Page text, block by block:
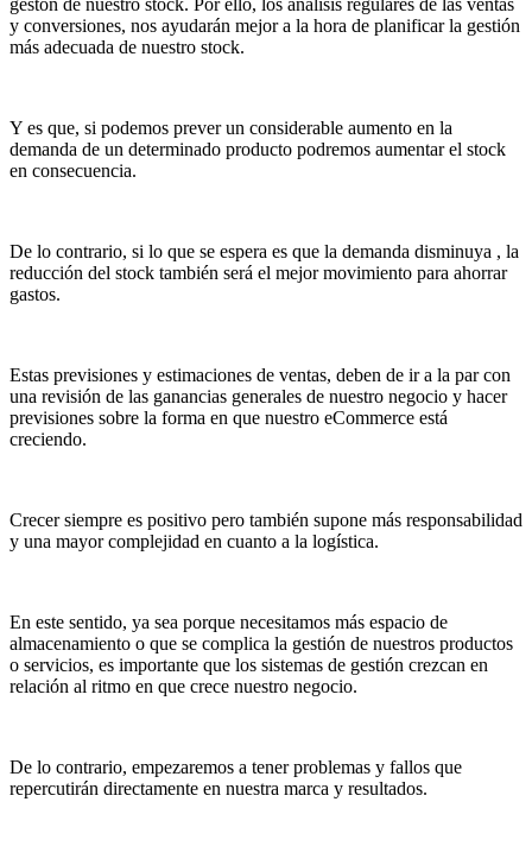
y conversiones, nos ayudarán mejor a la hora de planificar la gestión
más adecuada de nuestro stock.
Y es que, si podemos prever un considerable aumento en la
demanda de un determinado producto podremos aumentar el stock
en consecuencia.
De lo contrario, si lo que se espera es que la demanda disminuya , la
reducción del stock también será el mejor movimiento para ahorrar
gastos.
Estas previsiones y estimaciones de ventas, deben de ir a la par con
una revisión de las ganancias generales de nuestro negocio y hacer
previsiones sobre la forma en que nuestro eCommerce está
creciendo.
Crecer siempre es positivo pero también supone más responsabilidad
y una mayor complejidad en cuanto a la logística.
En este sentido, ya sea porque necesitamos más espacio de
almacenamiento o que se complica la gestión de nuestros productos
o servicios, es importante que los sistemas de gestión crezcan en
relación al ritmo en que crece nuestro negocio.
De lo contrario, empezaremos a tener problemas y fallos que
repercutirán directamente en nuestra marca y resultados.